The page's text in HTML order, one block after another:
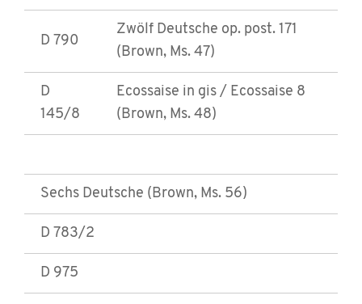
D 790
Zwölf Deutsche op. post. 171
(Brown, Ms. 47)
D
145/8
Ecossaise in gis / Ecossaise 8
(Brown, Ms. 48)
Sechs Deutsche (Brown, Ms. 56)
D 783/2
D 975